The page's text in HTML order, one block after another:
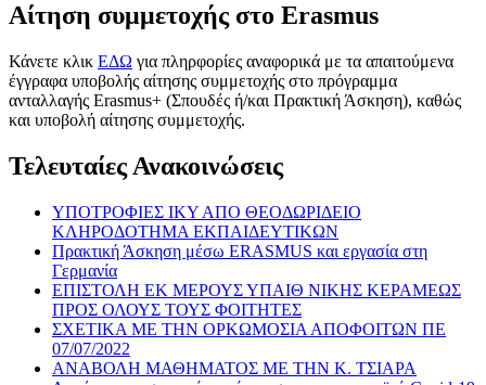
Αίτηση συμμετοχής στο Erasmus
Κάνετε κλικ ΕΔΩ για πληρφορίες αναφορικά με τα απαιτούμενα
έγγραφα υποβολής αίτησης συμμετοχής στο πρόγραμμα
ανταλλαγής Erasmus+ (Σπουδές ή/και Πρακτική Άσκηση), καθώς
και υποβολή αίτησης συμμετοχής.
Τελευταίες Ανακοινώσεις
ΥΠΟΤΡΟΦΙΕΣ ΙΚΥ ΑΠΟ ΘΕΟΔΩΡΙΔΕΙΟ
ΚΛΗΡΟΔΟΤΗΜΑ ΕΚΠΑΙΔΕΥΤΙΚΩΝ
Πρακτική Άσκηση μέσω ERASMUS και εργασία στη
Γερμανία
ΕΠΙΣΤΟΛΗ ΕΚ ΜΕΡΟΥΣ ΥΠΑΙΘ ΝΙΚΗΣ ΚΕΡΑΜΕΩΣ
ΠΡΟΣ ΟΛΟΥΣ ΤΟΥΣ ΦΟΙΤΗΤΕΣ
ΣΧΕΤΙΚΑ ΜΕ ΤΗΝ ΟΡΚΩΜΟΣΙΑ ΑΠΟΦΟΙΤΩΝ ΠΕ
07/07/2022
ΑΝΑΒΟΛΗ ΜΑΘΗΜΑΤΟΣ ΜΕ ΤΗΝ Κ. ΤΣΙΑΡΑ